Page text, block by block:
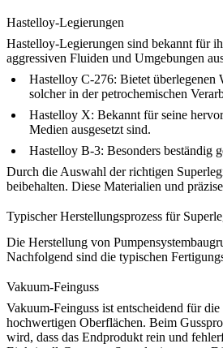
Hastelloy-Legierungen
Hastelloy-Legierungen sind bekannt für
aggressiven Fluiden und Umgebungen
Hastelloy C-276: Bietet überlegenen
solcher in der petrochemischen
Hastelloy X: Bekannt für seine
Medien ausgesetzt sind.
Hastelloy B-3: Besonders beständig
Durch die Auswahl der richtigen
beibehalten. Diese Materialien und
Typischer Herstellungsprozess für
Die Herstellung von
Nachfolgend sind die typischen
Vakuum-Feinguss
Vakuum-Feinguss ist entscheidend für
hochwertigen Oberflächen. Beim
wird, dass das Endprodukt rein und